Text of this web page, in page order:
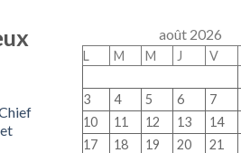
août 2026
L M M J V
3
4 5 6 7
10
11 12 13 14
17
18 19 20 21